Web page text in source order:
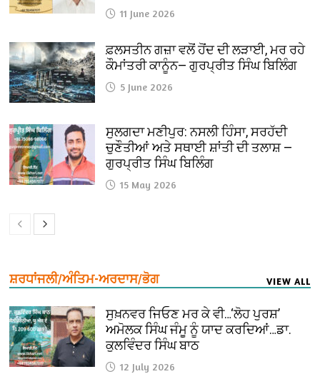
11 June 2026
ਫ਼ਲਸਤੀਨ ਗਜ਼ਾ ਵਲੋਂ ਹੋਂਦ ਦੀ ਲੜਾਈ, ਮਰ ਰਹੇ
ਕੌਮਾਂਤਰੀ ਕਾਨੂੰਨ— ਗੁਰਪ੍ਰੀਤ ਸਿੰਘ ਬਿਲਿੰਗ
5 June 2026
ਸੁਲਗਦਾ ਮਣੀਪੁਰ: ਨਸਲੀ ਹਿੰਸਾ, ਸਰਹੱਦੀ
ਚੁਣੌਤੀਆਂ ਅਤੇ ਸਥਾਈ ਸ਼ਾਂਤੀ ਦੀ ਤਲਾਸ਼ —
ਗੁਰਪ੍ਰੀਤ ਸਿੰਘ ਬਿਲਿੰਗ
15 May 2026
ਸ਼ਰਧਾਂਜਲੀ/ਅੰਤਿਮ-ਅਰਦਾਸ/ਭੋਗ VIEW ALL
ਸੁਖ਼ਨਵਰ ਜਿਓਣ ਮਰ ਕੇ ਵੀ…‘ਲੋਹ ਪੁਰਸ਼’
ਅਮੋਲਕ ਸਿੰਘ ਜੰਮੂ ਨੂੰ ਯਾਦ ਕਰਦਿਆਂ…ਡਾ.
ਕੁਲਵਿੰਦਰ ਸਿੰਘ ਬਾਠ
12 July 2026